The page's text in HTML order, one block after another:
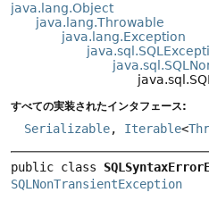
java.lang.Object
java.lang.Throwable
java.lang.Exception
すべての実装されたインタフェース:
Serializable, Iterable<
public class
SQLNonTransientException